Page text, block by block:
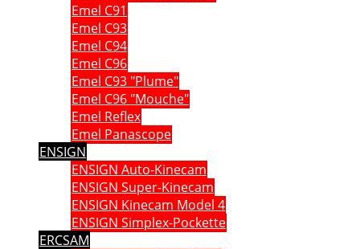
Emel C91
Emel C93
Emel C94
Emel C96
Emel C93 "Plume"
Emel C96 "Mouche"
Emel Reflex
Emel Panascope
ENSIGN
ENSIGN Auto-Kinecam
ENSIGN Super-Kinecam
ENSIGN Kinecam Model 4
ENSIGN Simplex-Pockette
ERCSAM